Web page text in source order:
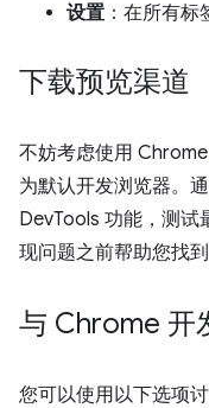
设置 ：在所有标
下载预览渠道
不妨考虑使用 Chrome
为默认开发浏览器。
DevTools 功能，测试
现问题之前帮助您找
与 Chrome 开
您可以使用以下选项